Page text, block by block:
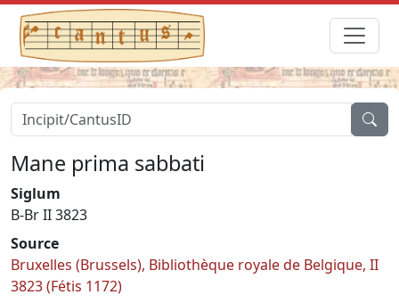
Mane prima sabbati
Siglum
B-Br II 3823
Source
Bruxelles (Brussels), Bibliothèque royale de Belgique, II
3823 (Fétis 1172)